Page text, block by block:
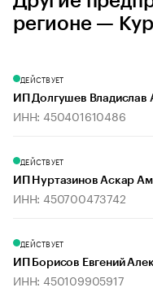
регионе —
ДЕЙСТВУЕТ
ИП Долгушев Владислав
ИНН: 450401610486
ДЕЙСТВУЕТ
ИП Нуртазинов Аскар
ИНН: 450700473742
ДЕЙСТВУЕТ
ИП Борисов Евгений
ИНН: 450109905917